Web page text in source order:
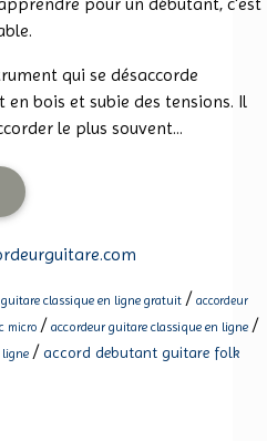
qui se désaccorde
en bois et subie des tensions. Il
le plus souvent...
classique en ligne gratuit / accordeur
micro / accordeur guitare classique en ligne /
ligne /accord debutant guitare folk